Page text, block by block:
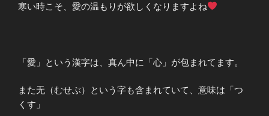
寒い時こそ、愛の温もりが欲しくなりますよね
「愛」という漢字は、真ん中に「心」が包まれてます。
また无（むせぶ）という字も含まれていて、意味は「つ
くす」